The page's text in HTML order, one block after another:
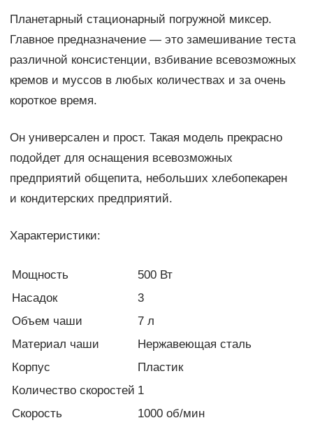
Планетарный стационарный погружной миксер.
Главное предназначение — это замешивание теста
различной консистенции, взбивание всевозможных
кремов и муссов в любых количествах и за очень
короткое время.
Он универсален и прост. Такая модель прекрасно
подойдет для оснащения всевозможных
предприятий общепита, небольших хлебопекарен
и кондитерских предприятий.
Характеристики:
Мощность
500 Вт
Насадок
3
Объем чаши
7 л
Материал чаши
Нержавеющая сталь
Корпус
Пластик
Количество скоростей 1
Скорость
1000 об/мин